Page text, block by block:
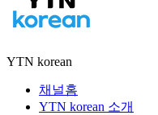
YTN korean
채널홈
YTN korean 소개